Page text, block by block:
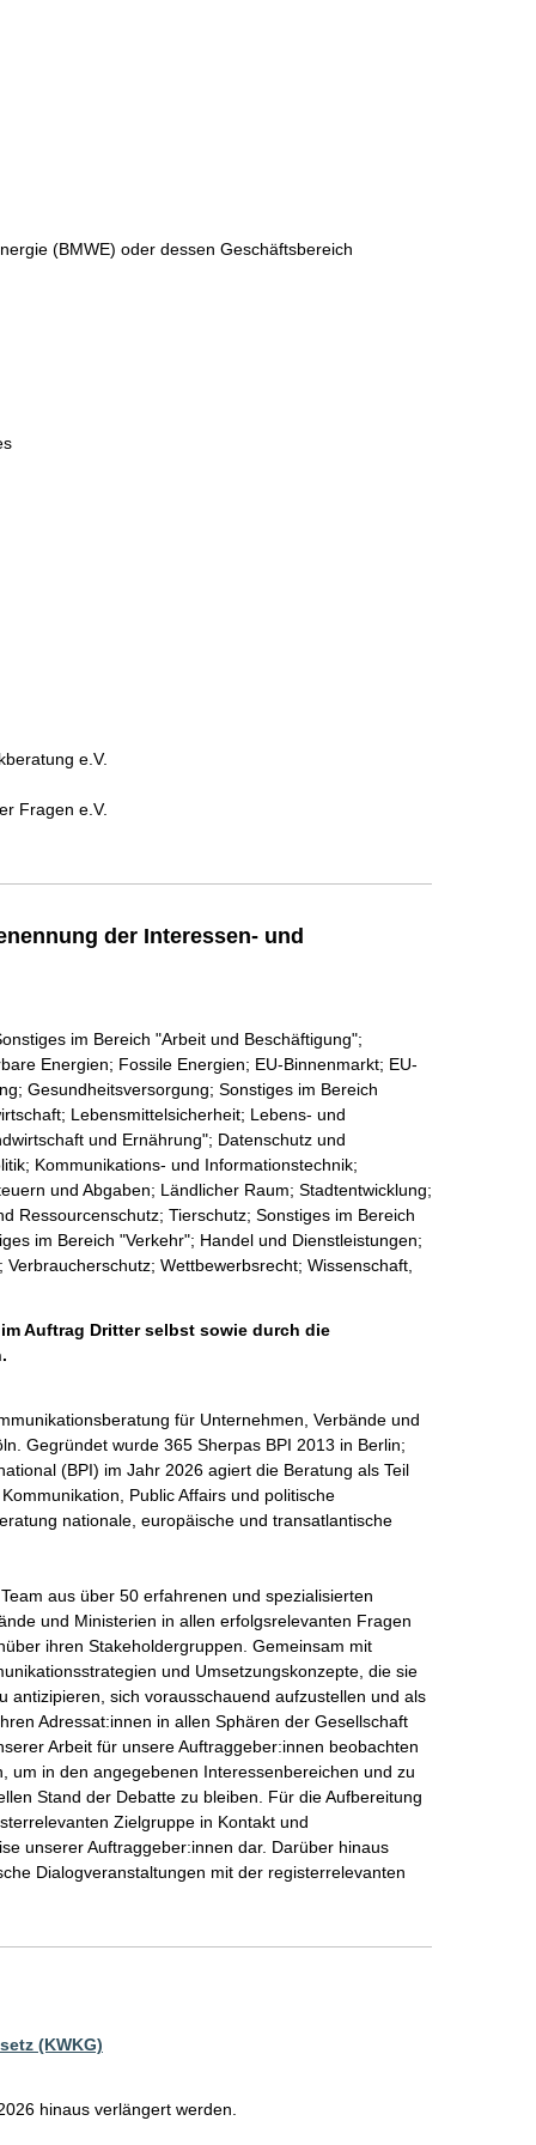
(BMWE) oder dessen Geschäftsbereich
e.V.
Fragen e.V.
der Interessen- und
im Bereich "Arbeit und Beschäftigung";
Energien; Fossile Energien; EU-Binnenmarkt; EU-
Gesundheitsversorgung; Sonstiges im Bereich
Lebensmittelsicherheit; Lebens- und
und Ernährung"; Datenschutz und
Kommunikations- und Informationstechnik;
und Abgaben; Ländlicher Raum; Stadtentwicklung;
Ressourcenschutz; Tierschutz; Sonstiges im Bereich
im Bereich "Verkehr"; Handel und Dienstleistungen;
Wettbewerbsrecht; Wissenschaft,
Auftrag Dritter selbst sowie durch die
für Unternehmen, Verbände und
Gegründet wurde 365 Sherpas BPI 2013 in Berlin;
(BPI) im Jahr 2026 agiert die Beratung als Teil
Public Affairs und politische
nationale, europäische und transatlantische
aus über 50 erfahrenen und spezialisierten
und Ministerien in allen erfolgsrelevanten Fragen
ihren Stakeholdergruppen. Gemeinsam mit
und Umsetzungskonzepte, die sie
antizipieren, sich vorausschauend aufzustellen und als
Adressat:innen in allen Sphären der Gesellschaft
Arbeit für unsere Auftraggeber:innen beobachten
um in den angegebenen Interessenbereichen und zu
Stand der Debatte zu bleiben. Für die Aufbereitung
Zielgruppe in Kontakt und
unserer Auftraggeber:innen dar. Darüber hinaus
Dialogveranstaltungen mit der registerrelevanten
(KWKG)
hinaus verlängert werden.